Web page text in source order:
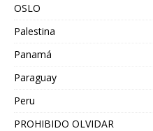
OSLO
Palestina
Panamá
Paraguay
Peru
PROHIBIDO OLVIDAR